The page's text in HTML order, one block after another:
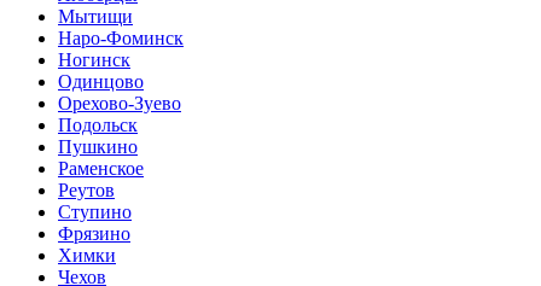
Мытищи
Наро-Фоминск
Ногинск
Одинцово
Орехово-Зуево
Подольск
Пушкино
Раменское
Реутов
Ступино
Фрязино
Химки
Чехов